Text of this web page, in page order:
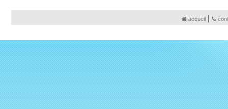
accueil|